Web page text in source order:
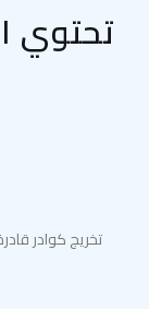
تحتوي
تخريج كوادر